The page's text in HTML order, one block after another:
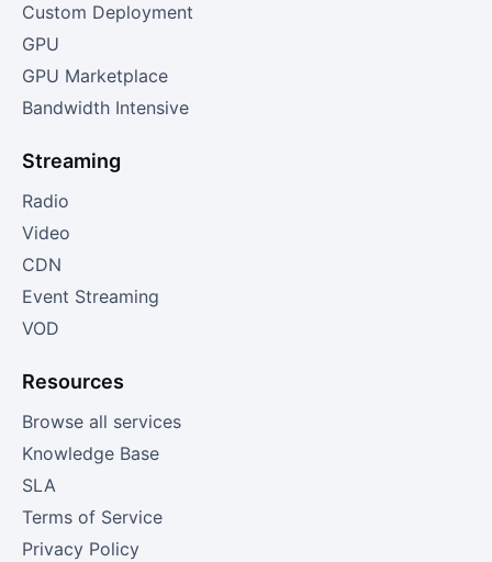
Custom Deployment
GPU
GPU Marketplace
Bandwidth Intensive
Streaming
Radio
Video
CDN
Event Streaming
VOD
Resources
Browse all services
Knowledge Base
SLA
Terms of Service
Privacy Policy